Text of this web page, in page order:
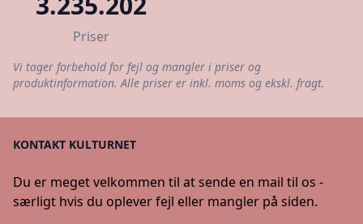
Priser
Vi tager forbehold for fejl og mangler i priser og
produktinformation. Alle priser er inkl. moms og ekskl. fragt.
KONTAKT KULTURNET
Du er meget velkommen til at sende en mail til os -
særligt hvis du oplever fejl eller mangler på siden.